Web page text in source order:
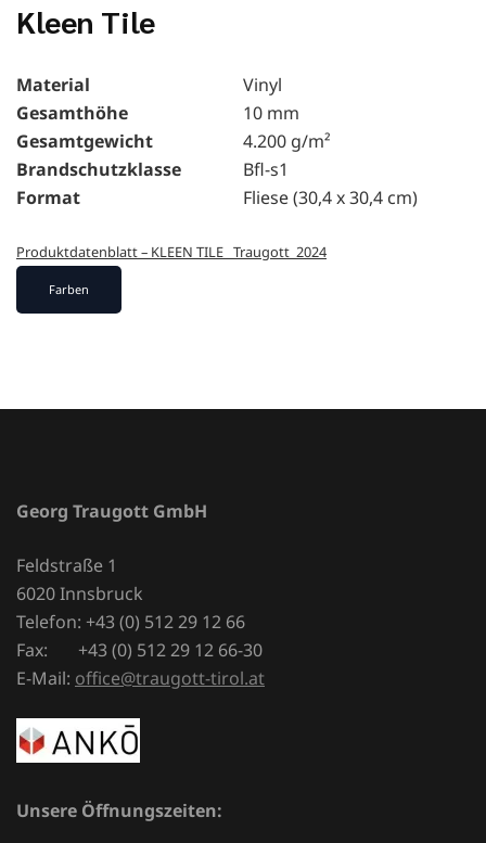
Kleen Tile
Material
Gesamthöhe
Gesamtgewicht
Brandschutzklasse
Format
Vinyl
10 mm
4.200 g/m²
Bfl-s1
Fliese (30,4 x 30,4 cm)
Produktdatenblatt – KLEEN TILE _Traugott_2024
Farben
Georg Traugott GmbH
Feldstraße 1
6020 Innsbruck
Telefon: +43 (0) 512 29 12 66
Fax: +43 (0) 512 29 12 66-30
E-Mail: office@traugott-tirol.at
Unsere Öffnungszeiten: